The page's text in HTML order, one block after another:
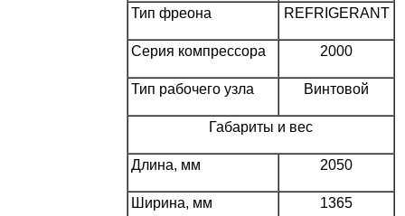
Тип фреона REFRIGERANT
Серия компрессора 2000
Тип рабочего узла Винтовой
Габариты и вес
Длина, мм 2050
Ширина, мм 1365